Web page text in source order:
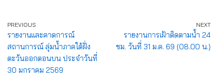
PREVIOUS
รายงานและคาดการณ์
สถานการณ์ ลุ่มน้ำภาคใต้ฝั่ง
ตะวันออกตอนบน ประจำวันที่
30 มกราคม 2569
NEXT
รายงานการเฝ้าติดตามน้ำ 24
ชม. วันที่ 31 ม.ค. 69 (08.00 น.)